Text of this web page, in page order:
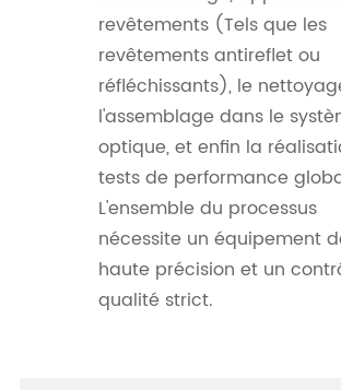
revêtements (Tels que les
revêtements antireflet ou
réfléchissants), le
l'assemblage dans le
optique, et enfin la
tests de performance
L'ensemble du processus
nécessite un équipement
haute précision et un
qualité strict.